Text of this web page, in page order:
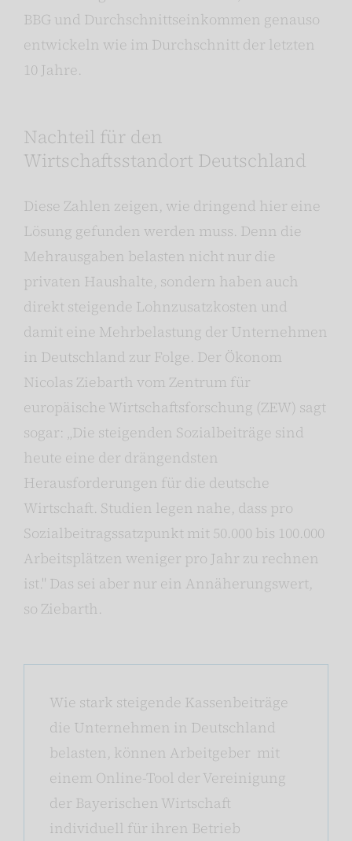
BBG und Durchschnittseinkommen genauso
entwickeln wie im Durchschnitt der letzten
10 Jahre.
Nachteil für den
Wirtschaftsstandort Deutschland
Diese Zahlen zeigen, wie dringend hier eine
Lösung gefunden werden muss. Denn die
Mehrausgaben belasten nicht nur die
privaten Haushalte, sondern haben auch
direkt steigende Lohnzusatzkosten und
damit eine Mehrbelastung der Unternehmen
in Deutschland zur Folge. Der Ökonom
Nicolas Ziebarth vom Zentrum für
europäische Wirtschaftsforschung (ZEW) sagt
sogar: „Die steigenden Sozialbeiträge sind
heute eine der drängendsten
Herausforderungen für die deutsche
Wirtschaft. Studien legen nahe, dass pro
Sozialbeitragssatzpunkt mit 50.000 bis 100.000
Arbeitsplätzen weniger pro Jahr zu rechnen
ist." Das sei aber nur ein Annäherungswert,
so Ziebarth.
Wie stark steigende Kassenbeiträge
die Unternehmen in Deutschland
belasten, können Arbeitgeber mit
einem Online-Tool der Vereinigung
der Bayerischen Wirtschaft
individuell für ihren Betrieb